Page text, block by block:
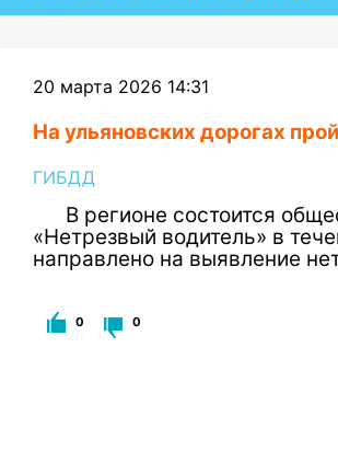
20 марта 2026 14:31
На ульяновских дорогах
ГИБДД
В регионе состоится
«Нетрезвый водитель» в
направлено на выявление
0 0